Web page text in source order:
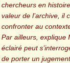
chercheurs en
valeur de l’archive, il
confronter au
Par ailleurs, explique
éclairé peut
de porter un